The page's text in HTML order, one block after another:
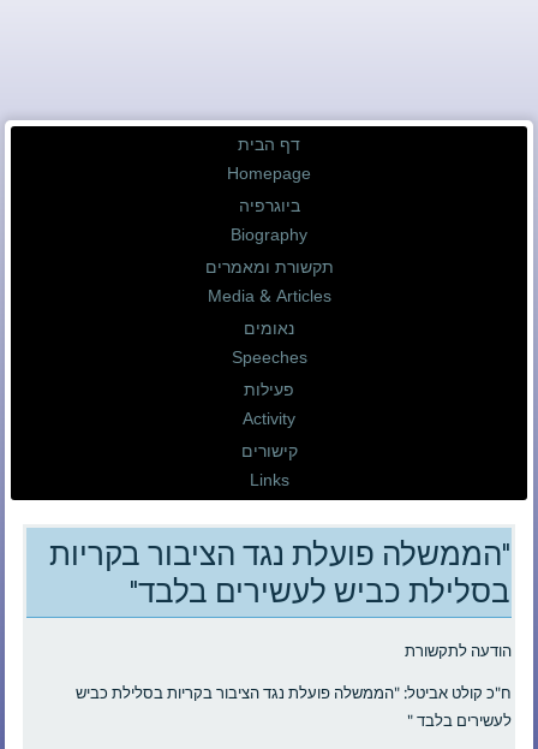
דף הבית
Homepage
ביוגרפיה
Biography
תקשורת ומאמרים
Media & Articles
נאומים
Speeches
פעילות
Activity
קישורים
Links
"הממשלה פועלת נגד הציבור בקריות
בסלילת כביש לעשירים בלבד"
הודעה לתקשורת
ח"כ קולט אביטל: "הממשלה פועלת נגד הציבור בקריות בסלילת כביש
לעשירים בלבד "